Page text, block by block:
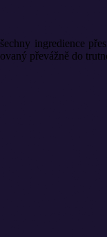
ingredience
převážně do